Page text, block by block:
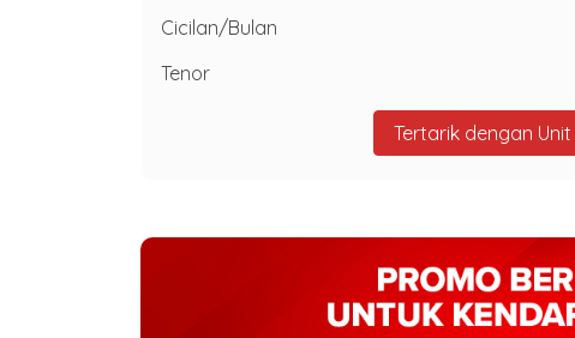
Cicilan/Bulan
Tenor
Tertarik dengan